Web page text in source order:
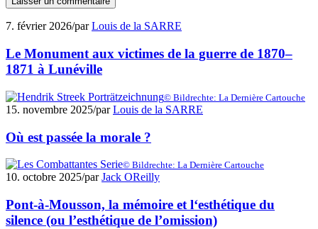
7. février 2026/parLouis de la SARRE
Le Monument aux victimes de la guerre de 1870–
1871 à Lunéville
© Bildrechte: La Dernière Cartouche
15. novembre 2025/parLouis de la SARRE
Où est passée la morale ?
© Bildrechte: La Dernière Cartouche
10. octobre 2025/parJack OReilly
Pont-à-Mousson, la mémoire et l‘esthétique du
silence (ou l’esthétique de l’omission)